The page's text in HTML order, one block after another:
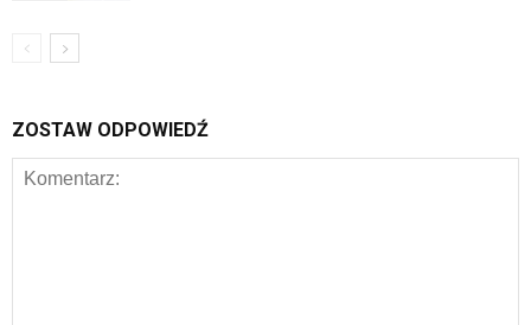
ZOSTAW ODPOWIEDŹ